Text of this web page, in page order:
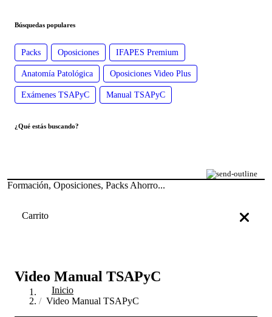
Búsquedas populares
Packs Oposiciones IFAPES Premium
Anatomía Patológica Oposiciones Video Plus
Exámenes TSAPyC Manual TSAPyC
¿Qué estás buscando?
Formación, Oposiciones, Packs Ahorro...
Carrito
Video Manual TSAPyC
Inicio
Video Manual TSAPyC